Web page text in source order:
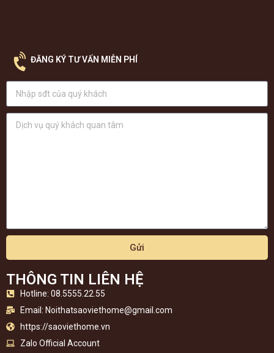
ĐĂNG KÝ TƯ VẤN MIỄN PHÍ
Gửi
THÔNG TIN LIÊN HỆ
Hotline: 08.5555.22.55
Email: Noithatsaoviethome@gmail.com
https://saoviethome.vn
Zalo Official Account